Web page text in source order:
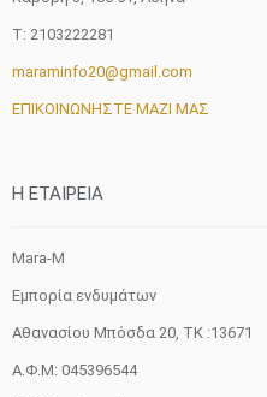
T: 2103222281
maraminfo20@gmail.com
ΕΠΙΚΟΙΝΩΝΗΣΤΕ ΜΑΖΙ ΜΑΣ
H ETAIΡΕΙΑ
Mara-M
Εμπορία ενδυμάτων
Αθανασίου Μπόσδα 20, ΤΚ :13671
Α.Φ.Μ: 045396544